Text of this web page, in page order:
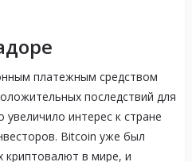
платежным средством
последствий для
интерес к стране
Bitcoin уже был
криптовалют в мире, и